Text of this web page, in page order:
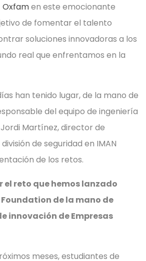
Oxfamen este emocionante
de fomentar el talento
soluciones innovadoras a los
real que enfrentamos en la
han tenido lugar, de la mano de
del equipo de ingeniería
Jordi Martínez, director de
de seguridad en IMAN
de los retos.
el reto que hemos lanzado
de la mano de
innovación de Empresas
meses, estudiantes de